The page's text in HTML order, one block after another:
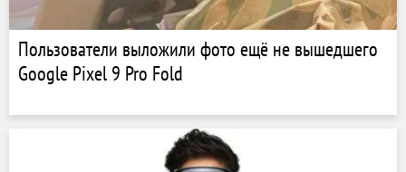
Пользователи выложили фото ещё не вышедшего
Google Pixel 9 Pro Fold